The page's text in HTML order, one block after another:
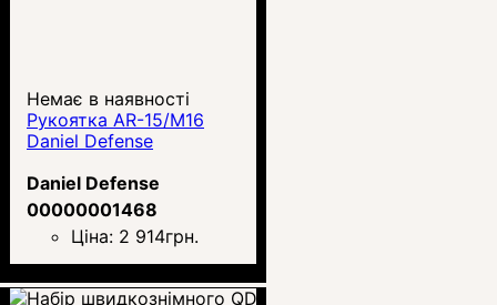
Немає в наявності
Рукоятка AR-15/M16
Daniel Defense
Daniel Defense
00000001468
Ціна: 2 914грн.